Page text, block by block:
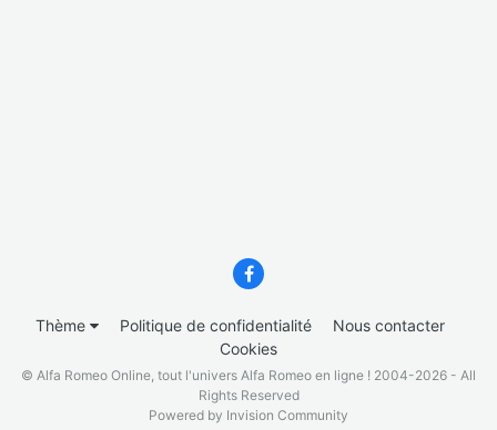
Thème Politique de confidentialité
Nous contacter
Cookies
© Alfa Romeo Online, tout l'univers Alfa Romeo en ligne ! 2004-2026 - All
Rights Reserved
Powered by Invision Community